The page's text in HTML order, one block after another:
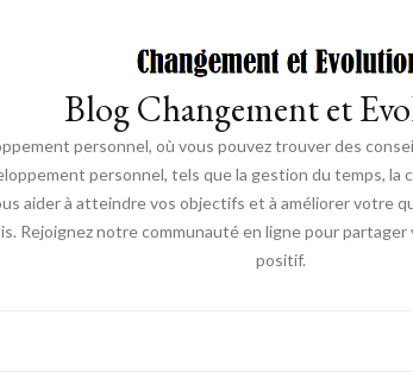
Blog Changement et
personnel, où vous pouvez trouver des
personnel, tels que la gestion du temps, la
aider à atteindre vos objectifs et à améliorer votre
Rejoignez notre communauté en ligne pour
positif.